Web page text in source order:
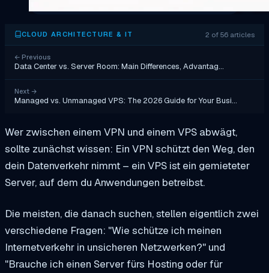
CLOUD ARCHITECTURE & IT 2 of 56 articles
← Previous
Data Center vs. Server Room: Main Differences, Advantag…
Next →
Managed vs. Unmanaged VPS: The 2026 Guide for Your Busi…
Wer zwischen einem VPN und einem VPS abwägt,
sollte zunächst wissen: Ein VPN schützt den Weg, den
dein Datenverkehr nimmt – ein VPS ist ein gemieteter
Server, auf dem du Anwendungen betreibst.
Die meisten, die danach suchen, stellen eigentlich zwei
verschiedene Fragen: "Wie schütze ich meinen
Internetverkehr in unsicheren Netzwerken?" und
"Brauche ich einen Server fürs Hosting oder für